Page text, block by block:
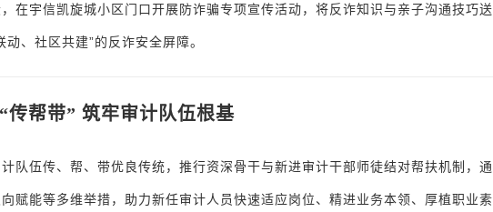
在宇信凯旋城小区门口开展防诈骗专项宣传活动，将反诈知识与亲子沟通技巧送
、社区共建”的反诈安全屏障。
传帮带” 筑牢审计队伍根基
队伍传、帮、带优良传统，推行资深骨干与新进审计干部师徒结对帮扶机制，通
赋能等多维举措，助力新任审计人员快速适应岗位、精进业务本领、厚植职业素